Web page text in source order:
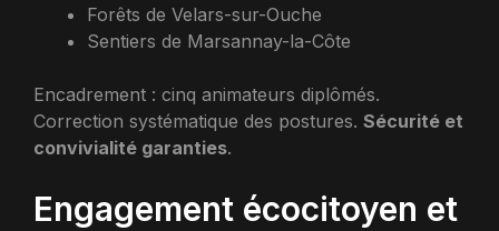
Forêts de Velars-sur-Ouche
Sentiers de Marsannay-la-Côte
Encadrement : cinq animateurs diplômés.
Correction systématique des postures. Sécurité et
convivialité garanties.
Engagement écocitoyen et